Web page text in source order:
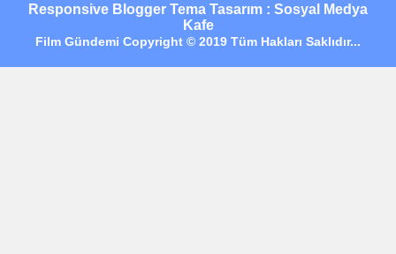
Responsive Blogger Tema Tasarım : Sosyal Medya
Kafe
Film Gündemi Copyright © 2019 Tüm Hakları Saklıdır...